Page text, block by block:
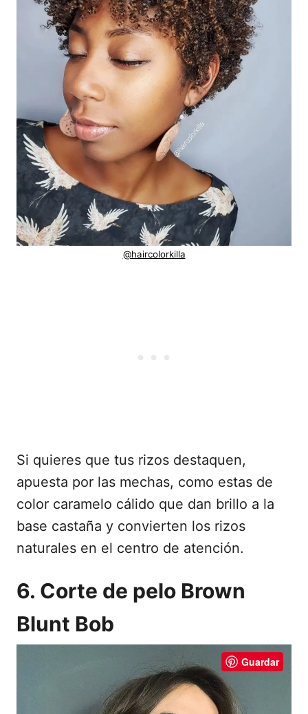
@haircolorkilla
Si quieres que tus rizos destaquen,
apuesta por las mechas, como estas de
color caramelo cálido que dan brillo a la
base castaña y convierten los rizos
naturales en el centro de atención.
6. Corte de pelo Brown
Blunt Bob
Guardar